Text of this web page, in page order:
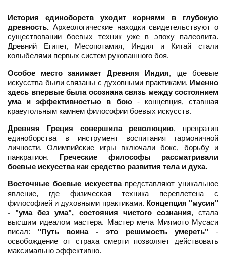
История единоборств уходит корнями в глубокую
древность. Археологические находки свидетельствуют о
существовании боевых техник уже в эпоху палеолита.
Древний Египет, Месопотамия, Индия и Китай стали
колыбелями первых систем рукопашного боя.
Особое место занимает Древняя Индия, где боевые
искусства были связаны с духовными практиками. Именно
здесь впервые была осознана связь между состоянием
ума и эффективностью в бою- концепция, ставшая
краеугольным камнем философии боевых искусств.
Древняя Греция совершила революцию, превратив
единоборства в инструмент воспитания гармоничной
личности. Олимпийские игры включали бокс, борьбу и
панкратион. Греческие философы рассматривали
боевые искусства как средство развития тела и духа.
Восточные боевые искусствапредставляют уникальное
явление, где физическая техника переплетена с
философией и духовными практиками. Концепция "мусин"
- "ума без ума", состояния чистого сознания, стала
высшим идеалом мастера. Мастер меча Миямото Мусаси
писал: "Путь воина - это решимость умереть" -
освобождение от страха смерти позволяет действовать
максимально эффективно.